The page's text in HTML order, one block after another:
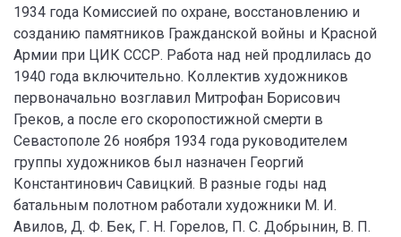
1934 года Комиссией по охране, восстановлению и
созданию памятников Гражданской войны и Красной
Армии при ЦИК СССР. Работа над ней продлилась до
1940 года включительно. Коллектив художников
первоначально возглавил Митрофан Борисович
Греков, а после его скоропостижной смерти в
Севастополе 26 ноября 1934 года руководителем
группы художников был назначен Георгий
Константинович Савицкий. В разные годы над
батальным полотном работали художники М. И.
Авилов, Д. Ф. Бек, Г. Н. Горелов, П. С. Добрынин, В. П.